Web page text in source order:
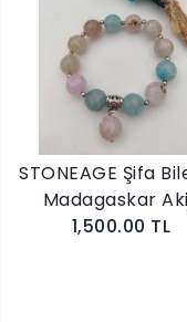
Şifa Bilekliği
Akiği
1,500.00 TL